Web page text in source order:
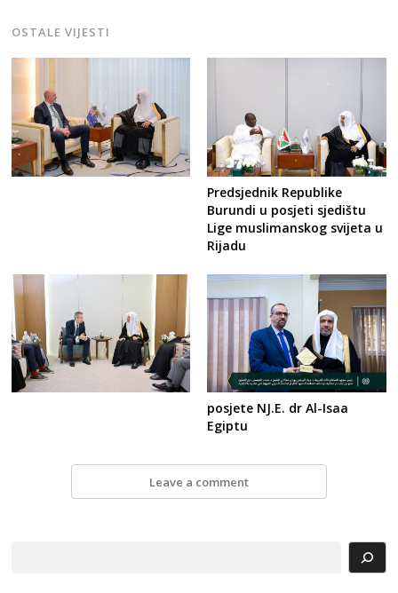
OSTALE VIJESTI
Predsjednik Republike
Burundi u posjeti sjedištu
Lige muslimanskog svijeta u
Rijadu
posjete NJ.E. dr Al-Isaa
Egiptu
Leave a comment